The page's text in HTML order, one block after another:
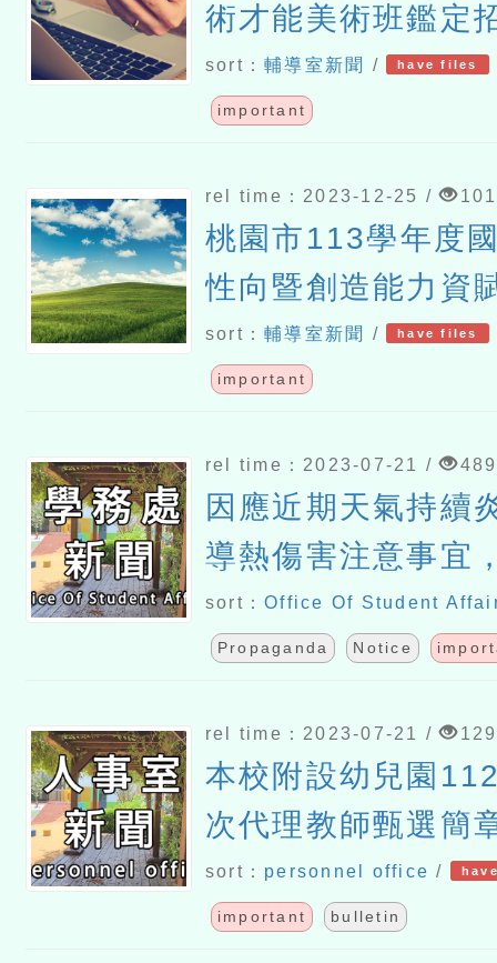
術才能美術班鑑定
sort：輔導室新聞 / have files
important
rel time：2023-12-25 /
桃園市113學年度
性向暨創造能力資
定簡章
sort：輔導室新聞 / have files
important
rel time：2023-07-21 / 489
因應近期天氣持續
導熱傷害注意事宜
害防護措施
sort：Office Of Student
Propaganda Notice
rel time：2023-07-21 /
本校附設幼兒園
次代理教師甄選簡
sort： personnel office /
important bulletin